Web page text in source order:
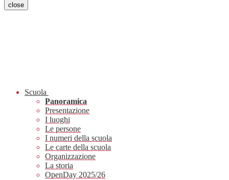
close
Scuola
Panoramica
Presentazione
I luoghi
Le persone
I numeri della scuola
Le carte della scuola
Organizzazione
La storia
OpenDay 2025/26